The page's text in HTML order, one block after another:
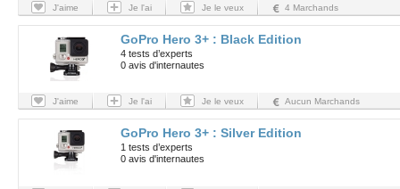
J'aime Je l'ai Je le veux 4 Marchands
GoPro Hero 3+ : Black Edition
4 tests d’experts
0 avis d'internautes
J'aime Je l'ai Je le veux Aucun Marchands
GoPro Hero 3+ : Silver Edition
1 tests d’experts
0 avis d'internautes